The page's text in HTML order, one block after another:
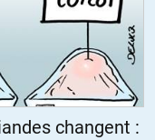
changent :